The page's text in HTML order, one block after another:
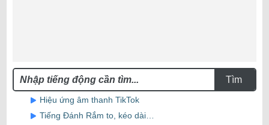
Tìm
Hiệu ứng âm thanh TikTok
Tiếng Đánh Rắm to, kéo dài…